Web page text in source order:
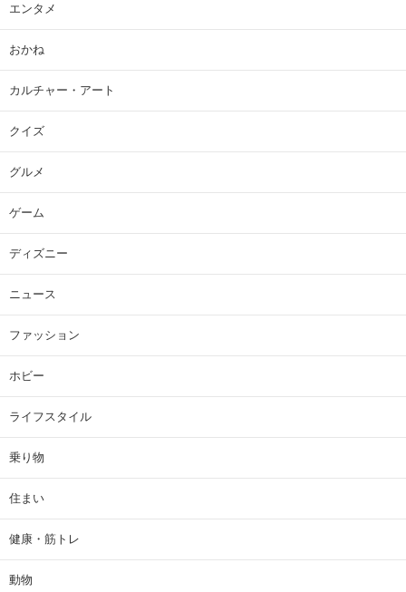
エンタメ
おかね
カルチャー・アート
クイズ
グルメ
ゲーム
ディズニー
ニュース
ファッション
ホビー
ライフスタイル
乗り物
住まい
健康・筋トレ
動物